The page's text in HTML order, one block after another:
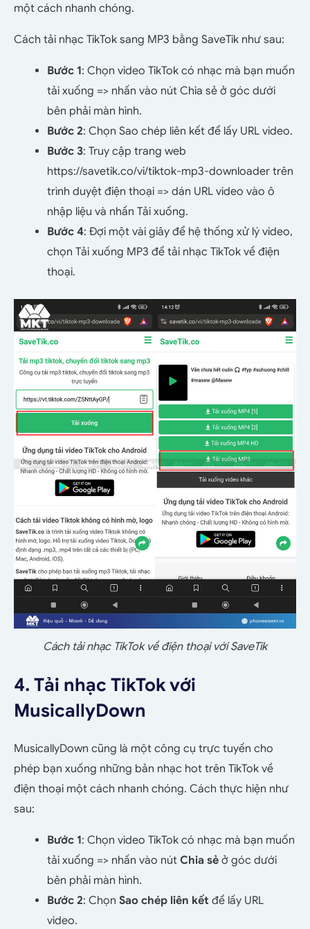
một cách nhanh chóng.
Cách tải nhạc TikTok sang MP3 bằng SaveTik như sau:
Bước 1: Chọn video TikTok có nhạc mà bạn muốn
tải xuống => nhấn vào nút Chia sẻ ở góc dưới
bên phải màn hình.
Bước 2: Chọn Sao chép liên kết để lấy URL video.
Bước 3: Truy cập trang web
https://savetik.co/vi/tiktok-mp3-downloader trên
trình duyệt điện thoại => dán URL video vào ô
nhập liệu và nhấn Tải xuống.
Bước 4: Đợi một vài giây để hệ thống xử lý video,
chọn Tải xuống MP3 để tải nhạc TikTok về điện
thoại.
Cách tải nhạc TikTok về điện thoại với SaveTik
4. Tải nhạc TikTok với
MusicallyDown
MusicallyDown cũng là một công cụ trực tuyến cho
phép bạn xuống những bản nhạc hot trên TikTok về
điện thoại một cách nhanh chóng. Cách thực hiện như
sau:
Bước 1: Chọn video TikTok có nhạc mà bạn muốn
tải xuống => nhấn vào nút Chia sẻ ở góc dưới
bên phải màn hình.
Bước 2: Chọn Sao chép liên kết để lấy URL
video.